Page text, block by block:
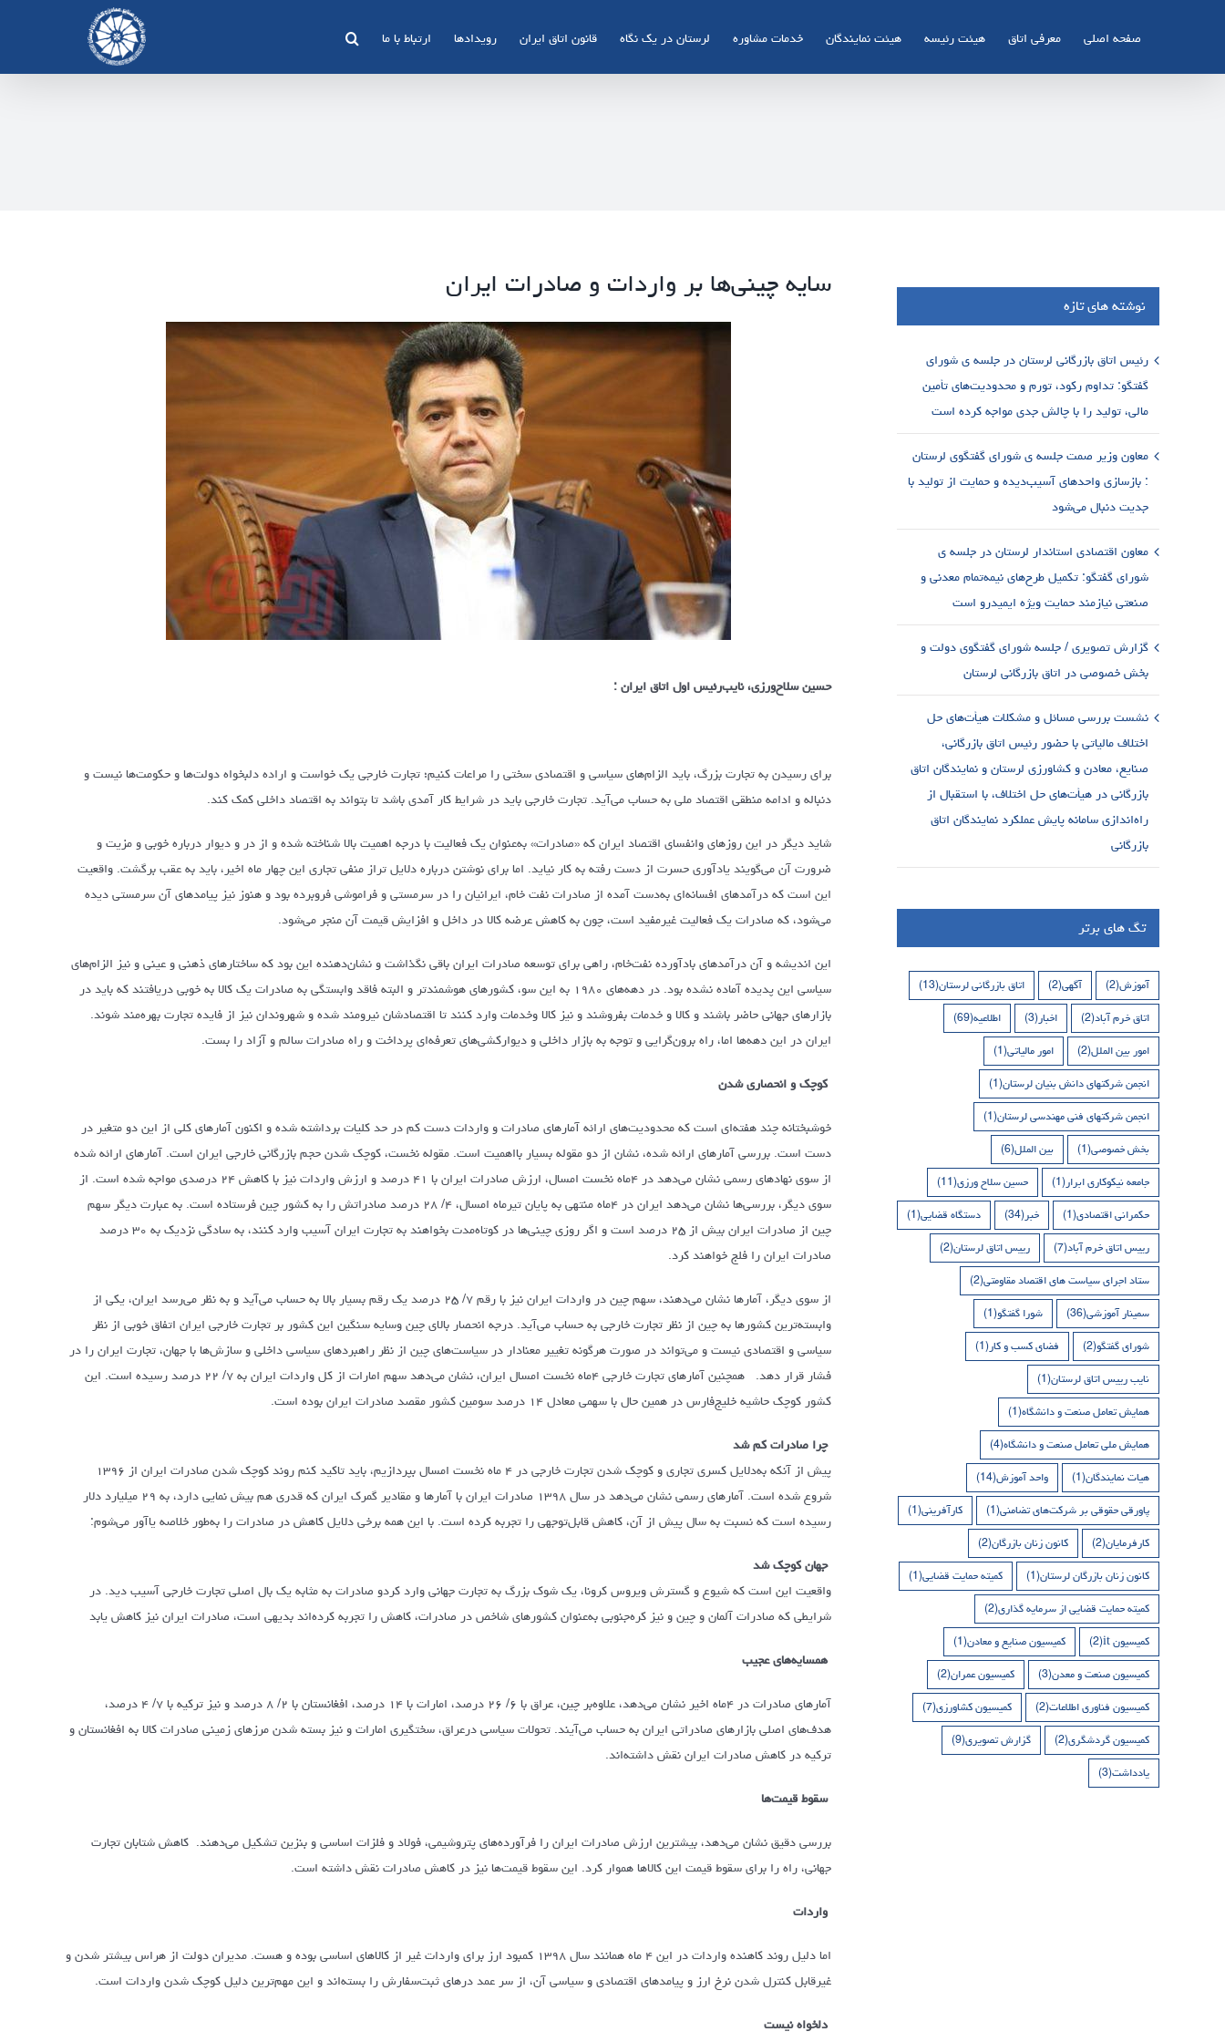
صفحه اصلی معرفی اتاق هیئت رئیسه هیئت نمایندگان خدمات مشاوره لرستان در یک نگاه قانون اتاق ایران رویدادها ارتباط با ما
سایه چینی‌ها بر واردات و صادرات ایران
حسین سلاح‌ورزی، نایب‌رئیس اول اتاق ایران :
برای رسیدن به تجارت بزرگ، باید الزام‌های سیاسی و اقتصادی سختی را مراعات کنیم؛ تجارت خارجی یک خواست و اراده دلبخواه دولت‌ها و حکومت‌ها نیست و
دنباله و ادامه منطقی اقتصاد ملی به حساب می‌آید. تجارت خارجی باید در شرایط کار آمدی باشد تا بتواند به اقتصاد داخلی کمک کند.
شاید دیگر در این روزهای وانفسای اقتصاد ایران که «صادرات» به‌عنوان یک فعالیت با درجه اهمیت بالا شناخته شده و از در و دیوار درباره خوبی و مزیت و
ضرورت آن می‌گویند یادآوری حسرت از دست رفته به کار نیاید. اما برای نوشتن درباره دلایل تراز منفی تجاری این چهار ماه اخیر، باید به عقب برگشت. واقعیت
این است که درآمدهای افسانه‌ای به‌دست آمده از صادرات نفت خام، ایرانیان را در سرمستی و فراموشی فروبرده بود و هنوز نیز پیامدهای آن سرمستی دیده
می‌شود، که صادرات یک فعالیت غیرمفید است، چون به کاهش عرضه کالا در داخل و افزایش قیمت آن منجر می‌شود.
این اندیشه و آن درآمدهای بادآورده نفت‌خام، راهی برای توسعه صادرات ایران باقی نگذاشت و نشان‌دهنده این بود که ساختارهای ذهنی و عینی و نیز الزام‌های
سیاسی این پدیده آماده نشده بود. در دهه‌های ۱۹۸۰ به این سو، کشورهای هوشمند‌تر و البته فاقد وابستگی به صادرات یک کالا به خوبی دریافتند که باید در
بازارهای جهانی حاضر باشند و کالا و خدمات بفروشند و نیز کالا وخدمات وارد کنند تا اقتصادشان نیرومند شده و شهروندان نیز از فایده تجارت بهره‌مند شوند.
ایران در این دهه‌ها اما، راه برون‌گرایی و توجه به بازار داخلی و دیوارکشی‌های تعرفه‌ای پرداخت و راه صادرات سالم و آزاد را بست.
کوچک و انحصاری شدن
خوشبختانه چند هفته‌ای است که محدودیت‌های ارائه آمارهای صادرات و واردات دست کم در حد کلیات برداشته شده و اکنون آمارهای کلی از این دو متغیر در
دست است. بررسی آمارهای ارائه شده، نشان از دو مقوله بسیار بااهمیت است. مقوله نخست، کوچک شدن حجم بازرگانی خارجی ایران است. آمارهای ارائه شده
از سوی نهادهای رسمی نشان می‌دهد در ۴ماه نخست امسال، ارزش صادرات ایران با ۴۱ درصد و ارزش واردات نیز با کاهش ۲۴ درصدی مواجه شده است. از
سوی دیگر، بررسی‌ها نشان می‌دهد ایران در ۴ماه منتهی به پایان تیرماه امسال، ۴/ ۲۸ درصد صادراتش را به کشور چین فرستاده است. به عبارت دیگر سهم
چین از صادرات ایران بیش از ۲۵ درصد است و اگر روزی چینی‌ها در کوتاه‌مدت بخواهند به تجارت ایران آسیب وارد کنند، به سادگی نزدیک به ۳۰ درصد
صادرات ایران را فلج خواهند کرد.
از سوی دیگر، آمارها نشان می‌دهند، سهم چین در واردات ایران نیز با رقم ۷/ ۲۵ درصد یک رقم بسیار بالا به حساب می‌آید و به نظر می‌رسد ایران، یکی از
وابسته‌ترین کشورها به چین از نظر تجارت خارجی به حساب می‌آید. درجه انحصار بالای چین وسایه سنگین این کشور بر تجارت خارجی ایران اتفاق خوبی از نظر
سیاسی و اقتصادی نیست و می‌تواند در صورت هرگونه تغییر معنادار در سیاست‌های چین از نظر راهبردهای سیاسی داخلی و سازش‌ها با جهان، تجارت ایران را در
فشار قرار دهد. همچنین آمارهای تجارت خارجی ۴ماه نخست امسال ایران، نشان می‌دهد سهم امارات از کل واردات ایران به ۷/ ۲۲ درصد رسیده است. این
کشور کوچک حاشیه خلیج‌فارس در همین حال با سهمی معادل ۱۴ درصد سومین کشور مقصد صادرات ایران بوده است.
چرا صادرات کم شد
پیش از آنکه به‌دلایل کسری تجاری و کوچک شدن تجارت خارجی در ۴ ماه نخست امسال بپردازیم، باید تاکید کنم روند کوچک شدن صادرات ایران از ۱۳۹۶
شروع شده است. آمارهای رسمی نشان می‌دهد در سال ۱۳۹۸ صادرات ایران با آمارها و مقادیر گمرک ایران که قدری هم بیش نمایی دارد، به ۲۹ میلیارد دلار
رسیده است که نسبت به سال پیش از آن، کاهش قابل‌توجهی را تجربه کرده است. با این همه برخی دلایل کاهش در صادرات را به‌طور خلاصه یاآور می‌شوم:
جهان کوچک شد
واقعیت این است که شیوع و گسترش ویروس کرونا، یک شوک بزرگ به تجارت جهانی وارد کردو صادرات به مثابه یک بال اصلی تجارت خارجی آسیب دید. در
شرایطی که صادرات آلمان و چین و نیز کره‌جنوبی به‌عنوان کشورهای شاخص در صادرات، کاهش را تجربه کرده‌اند بدیهی است، صادرات ایران نیز کاهش یابد
همسایه‌های عجیب
آمارهای صادرات در ۴ماه اخیر نشان می‌دهد، علاوه‌بر چین، عراق با ۶/ ۲۶ درصد، امارات با ۱۴ درصد، افغانستان با ۲/ ۸ درصد و نیز ترکیه با ۷/ ۴ درصد،
هدف‌های اصلی بازارهای صادراتی ایران به حساب می‌آیند. تحولات سیاسی درعراق، سختگیری امارات و نیز بسته شدن مرزهای زمینی صادرات کالا به افغانستان و
ترکیه در کاهش صادرات ایران نقش داشته‌اند.
سقوط قیمت‌ها
بررسی دقیق نشان می‌دهد، بیشترین ارزش صادرات ایران را فرآورده‌های پتروشیمی، فولاد و فلزات اساسی و بنزین تشکیل می‌دهند. کاهش شتابان تجارت
جهانی، راه را برای سقوط قیمت این کالاها هموار کرد. این سقوط قیمت‌ها نیز در کاهش صادرات نقش داشته است.
واردات
اما دلیل روند کاهنده واردات در این ۴ ماه همانند سال ۱۳۹۸ کمبود ارز برای واردات غیر از کالاهای اساسی بوده و هست. مدیران دولت از هراس بیشتر شدن و
غیرقابل کنترل شدن نرخ ارز و پیامدهای اقتصادی و سیاسی آن، از سر عمد درهای ثبت‌سفارش را بسته‌اند و این مهم‌ترین دلیل کوچک شدن واردات است.
دلخواه نیست
نوشته های تازه
رئیس اتاق بازرگانی لرستان در جلسه ی شورای
گفتگو: تداوم رکود، تورم و محدودیت‌های تأمین
مالی، تولید را با چالش جدی مواجه کرده است
معاون وزیر صمت جلسه ی شورای گفتگوی لرستان
: بازسازی واحدهای آسیب‌دیده و حمایت از تولید با
جدیت دنبال می‌شود
معاون اقتصادی استاندار لرستان در جلسه ی
شورای گفتگو: تکمیل طرح‌های نیمه‌تمام معدنی و
صنعتی نیازمند حمایت ویژه ایمیدرو است
گزارش تصویری / جلسه شورای گفتگوی دولت و
بخش خصوصی در اتاق بازرگانی لرستان
نشست بررسی مسائل و مشکلات هیأت‌های حل
اختلاف مالیاتی با حضور رئیس اتاق بازرگانی،
صنایع، معادن و کشاورزی لرستان و نمایندگان اتاق
بازرگانی در هیأت‌های حل اختلاف، با استقبال از
راه‌اندازی سامانه پایش عملکرد نمایندگان اتاق
بازرگانی
تگ های برتر
آموزش(2) آگهی(2) اتاق بازرگانی لرستان(13)
اتاق خرم آباد(2) اخبار(3) اطلاعیه(69)
امور بین الملل(2) امور مالیاتی(1)
انجمن شرکتهای دانش بنیان لرستان(1)
انجمن شرکتهای فنی مهندسی لرستان(1)
بخش خصوصی(1) بین الملل(6)
جامعه نیکوکاری ابرار(1) حسین سلاح ورزی(11)
حکمرانی اقتصادی(1) خبر(34) دستگاه قضایی(1)
رییس اتاق خرم آباد(7) رییس اتاق لرستان(2)
ستاد اجرای سیاست های اقتصاد مقاومتی(2)
سمینار آموزشی(36) شورا گفتگو(1)
شورای گفتگو(2) فضای کسب و کار(1)
نایب رییس اتاق لرستان(1)
همایش تعامل صنعت و دانشگاه(1)
همایش ملی تعامل صنعت و دانشگاه(4)
هیات نمایندگان(1) واحد آموزش(14)
پاورقی حقوقی بر شرکت‌های تضامنی(1) کارآفرینی(1)
کارفرمایان(2) کانون زنان بازرگان(2)
کانون زنان بازرگان لرستان(1) کمیته حمایت قضایی(1)
کمیته حمایت قضایی از سرمایه گذاری(2)
کمیسیون it (2) کمیسیون صنایع و معادن(1)
کمیسیون صنعت و معدن(3) کمیسیون عمران(2)
کمیسیون فناوری اطلاعات(2) کمیسیون کشاورزی(7)
کمیسیون گردشگری(2) گزارش تصویری(9)
یادداشت(3)